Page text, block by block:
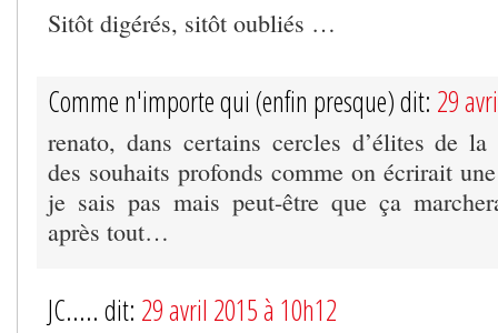
Sitôt digérés, sitôt oubliés …
Comme n'importe qui (enfin presque) dit: 29
renato, dans certains cercles d’élites de
des souhaits profonds comme on écrirait
je sais pas mais peut-être que ça
après tout…
JC..... dit: 29 avril 2015 à 10h12